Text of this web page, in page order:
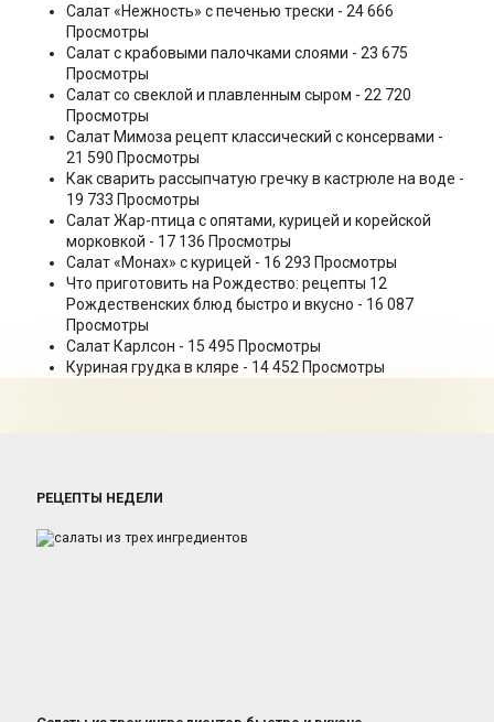
Салат «Нежность» с печенью трески - 24 666
Просмотры
Салат с крабовыми палочками слоями - 23 675
Просмотры
Салат со свеклой и плавленным сыром - 22 720
Просмотры
Салат Мимоза рецепт классический с консервами -
21 590 Просмотры
Как сварить рассыпчатую гречку в кастрюле на воде -
19 733 Просмотры
Салат Жар-птица с опятами, курицей и корейской
морковкой - 17 136 Просмотры
Салат «Монах» с курицей - 16 293 Просмотры
Что приготовить на Рождество: рецепты 12
Рождественских блюд быстро и вкусно - 16 087
Просмотры
Салат Карлсон - 15 495 Просмотры
Куриная грудка в кляре - 14 452 Просмотры
РЕЦЕПТЫ НЕДЕЛИ